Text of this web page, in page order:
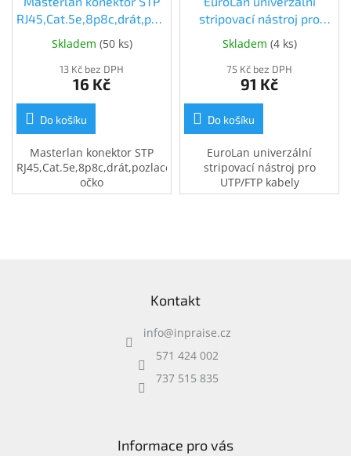
RJ45,Cat.5e,8p8c,drát,pozlacený,zemnící
očko (CON-5E-03)
Skladem (50 ks)
13 Kč bez DPH
16 Kč
Do košíku
Masterlan konektor STP
RJ45,Cat.5e,8p8c,drát,pozlacený,zemnící
očko
stripovací nástroj pro
UTP/FTP kabely (HT-324)
Skladem (4 ks)
75 Kč bez DPH
91 Kč
Do košíku
EuroLan univerzální
stripovací nástroj pro
UTP/FTP kabely
Kontakt
info@inpraise.cz
571 424 002
737 515 835
Informace pro vás